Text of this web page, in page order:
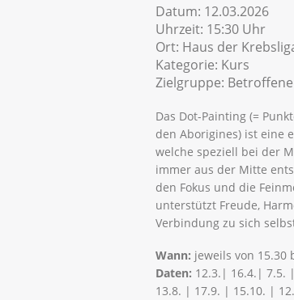
Datum: 12.03.2026
Uhrzeit: 15:30 Uhr
Ort: Haus der
Kategorie: Kurs
Zielgruppe: Betroffene
Das Dot-Painting (=
den Aborigines) ist eine
welche speziell bei der
immer aus der Mitte
den Fokus und die
unterstützt Freude,
Verbindung zu sich
Wann: jeweils von 15.30
Daten: 12.3.| 16.4.| 7.5.
13.8. | 17.9. | 15.10. |